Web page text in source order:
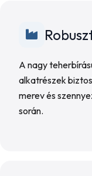
A nagy
alkatrészek
merev és
során.